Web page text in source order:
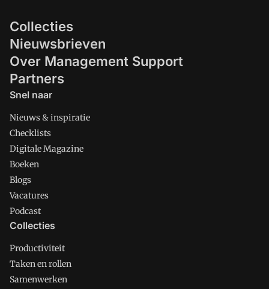
Collecties
Nieuwsbrieven
Over Management Support
Partners
Snel naar
Nieuws & inspiratie
Checklists
Digitale Magazine
Boeken
Blogs
Vacatures
Podcast
Collecties
Productiviteit
Taken en rollen
Samenwerken